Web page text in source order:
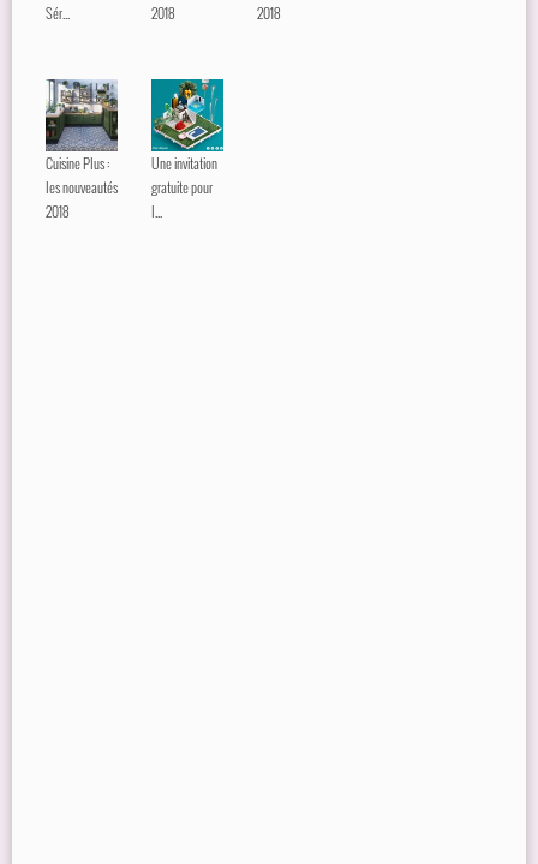
Sér...
2018
2018
Cuisine Plus :
les nouveautés
2018
Une invitation
gratuite pour
l...